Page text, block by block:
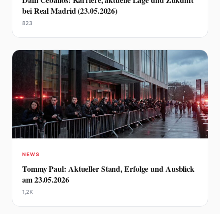
bei Real Madrid (23.05.2026)
823
NEWS
Tommy Paul: Aktueller Stand, Erfolge und Ausblick
am 23.05.2026
1,2K